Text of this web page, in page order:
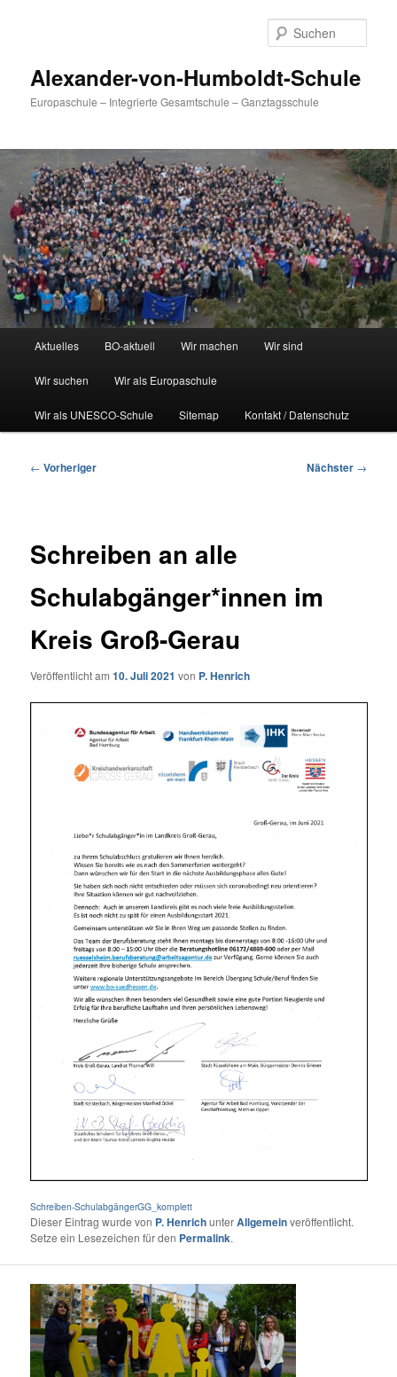
Alexander-von-Humboldt-Schule
Europaschule – Integrierte Gesamtschule – Ganztagsschule
Aktuelles BO-aktuell Wir machen Wir sind
Wir suchen Wir als Europaschule
Wir als UNESCO-Schule Sitemap Kontakt / Datenschutz
Beitragsnavigation
← Vorheriger Nächster →
Schreiben an alle
Schulabgänger*innen im
Kreis Groß-Gerau
Veröffentlicht am10. Juli 2021 von P. Henrich
Schreiben-SchulabgängerGG_komplett
Dieser Eintrag wurde von P. HenrichunterAllgemeinveröffentlicht.
Setze ein Lesezeichen für den Permalink.